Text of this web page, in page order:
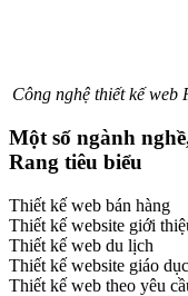
Công nghệ thiết kế web
Một số ngành
Rang tiêu biểu
Thiết kế web bán hàng
Thiết kế website giới
Thiết kế web du lịch
Thiết kế website giáo
Thiết kế web theo yêu